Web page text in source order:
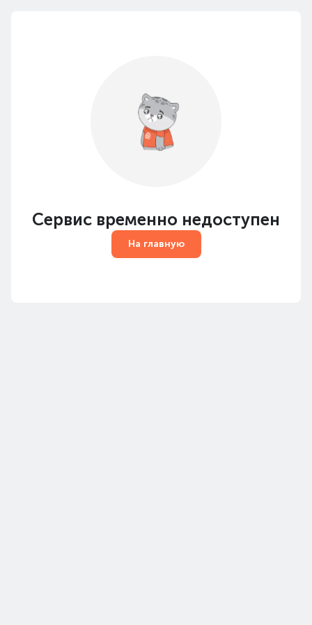
Сервис временно недоступен
На главную